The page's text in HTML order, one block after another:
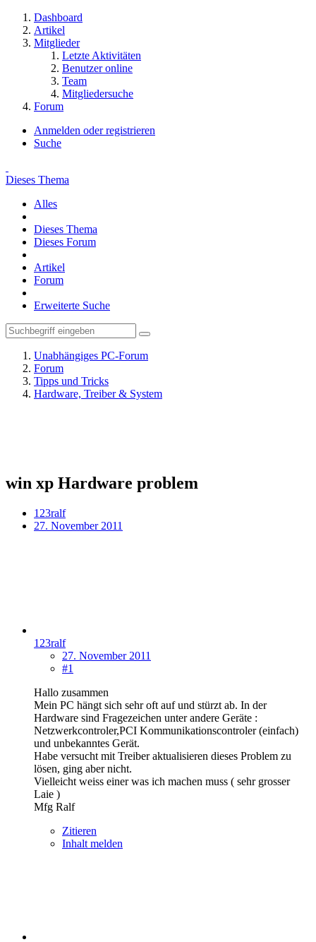
Dashboard
Artikel
Mitglieder
Letzte Aktivitäten
Benutzer online
Team
Mitgliedersuche
Forum
Anmelden oder registrieren
Suche
Dieses Thema
Alles
Dieses Thema
Dieses Forum
Artikel
Forum
Erweiterte Suche
Unabhängiges PC-Forum
Forum
Tipps und Tricks
Hardware, Treiber & System
win xp Hardware problem
123ralf
27. November 2011
123ralf
27. November 2011
#1
Hallo zusammen
Mein PC hängt sich sehr oft auf und stürzt ab. In der
Hardware sind Fragezeichen unter andere Geräte :
Netzwerkcontroler,PCI Kommunikationscontroler (einfach)
und unbekanntes Gerät.
Habe versucht mit Treiber aktualisieren dieses Problem zu
lösen, ging aber nicht.
Vielleicht weiss einer was ich machen muss ( sehr grosser
Laie )
Mfg Ralf
Zitieren
Inhalt melden